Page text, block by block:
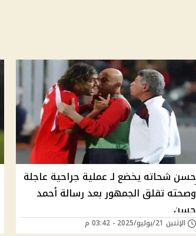
حسن شحاته يخضع لـ عملية جراحية عاجلة
وصحته تقلق الجمهور بعد رسالة أحمد
حسن
الإثنين 21/يوليو/2025 - 03:42 م